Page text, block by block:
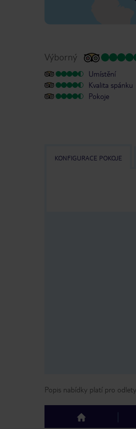
Výborný
Umístění
Kvalita spánku
Pokoje
KONFIGURACE POKOJE
Popis nabídky platí pro odlety
top